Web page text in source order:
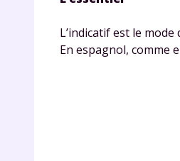
L’indicatif est le
En espagnol, comme